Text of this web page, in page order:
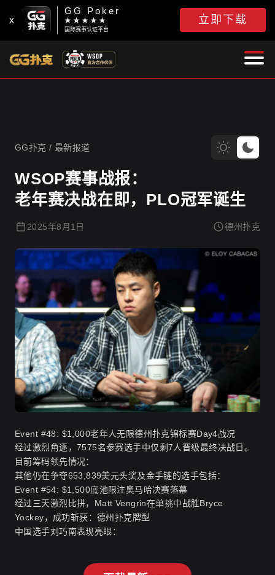
x
GG Poker
★ ★ ★ ★ ★
国际赛事认证平台
立即下载
GG扑克 / 最新报道
WSOP赛事战报：
老年赛决战在即，PLO冠军诞生
2025年8月1日 德州扑克
Event #48: $1,000老年人无限德州扑克锦标赛Day4战况
经过激烈角逐，7575名参赛选手中仅剩7人晋级最终决战日。
目前筹码领先情况：
其他仍在争夺653,839美元头奖及金手链的选手包括：
Event #54: $1,500底池限注奥马哈决赛落幕
经过三天激烈比拼，Matt Vengrin在单挑中战胜Bryce
Yockey，成功斩获：德州扑克牌型
中国选手刘巧南表现亮眼：